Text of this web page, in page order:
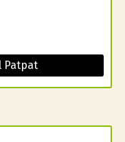
Patpat